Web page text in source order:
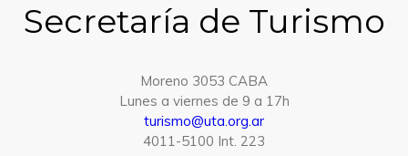
Secretaría de Turismo
Moreno 3053 CABA
Lunes a viernes de 9 a 17h
turismo@uta.org.ar
4011-5100 Int. 223